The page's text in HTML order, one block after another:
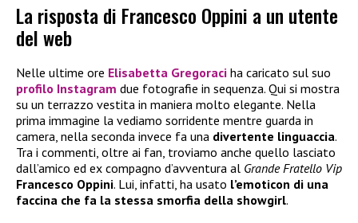
La risposta di Francesco Oppini a un utente
del web
Nelle ultime ore Elisabetta Gregoraci ha caricato sul suo
profilo Instagram due fotografie in sequenza. Qui si mostra
su un terrazzo vestita in maniera molto elegante. Nella
prima immagine la vediamo sorridente mentre guarda in
camera, nella seconda invece fa una divertente linguaccia.
Tra i commenti, oltre ai fan, troviamo anche quello lasciato
dall’amico ed ex compagno d’avventura al Grande Fratello Vip
Francesco Oppini. Lui, infatti, ha usato l’emoticon di una
faccina che fa la stessa smorfia della showgirl.